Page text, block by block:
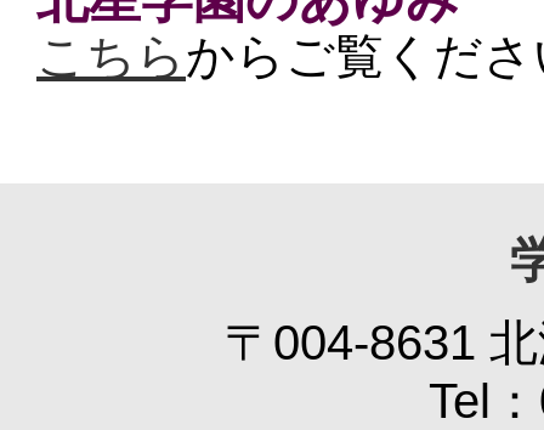
こちらからご覧くだ
〒004-8631
Tel：